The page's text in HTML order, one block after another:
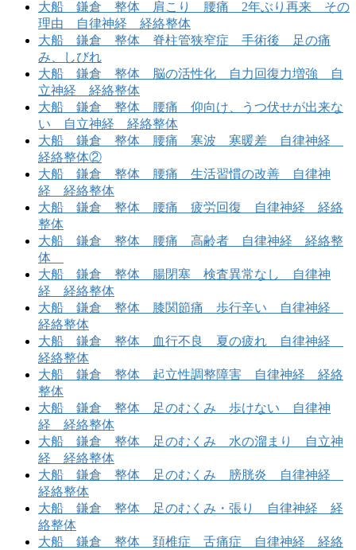
大船 鎌倉 整体 肩こり 腰痛 2年ぶり再来 その
理由 自律神経 経絡整体
大船 鎌倉 整体 脊柱管狭窄症 手術後 足の痛
み、しびれ
大船 鎌倉 整体 脳の活性化 自力回復力増強 自
立神経 経絡整体
大船 鎌倉 整体 腰痛 仰向け、うつ伏せが出来な
い 自立神経 経絡整体
大船 鎌倉 整体 腰痛 寒波 寒暖差 自律神経
経絡整体②
大船 鎌倉 整体 腰痛 生活習慣の改善 自律神
経 経絡整体
大船 鎌倉 整体 腰痛 疲労回復 自律神経 経絡
整体
大船 鎌倉 整体 腰痛 高齢者 自律神経 経絡整
体
大船 鎌倉 整体 腸閉塞 検査異常なし 自律神
経 経絡整体
大船 鎌倉 整体 膝関節痛 歩行辛い 自律神経
経絡整体
大船 鎌倉 整体 血行不良 夏の疲れ 自律神経
経絡整体
大船 鎌倉 整体 起立性調整障害 自律神経 経絡
整体
大船 鎌倉 整体 足のむくみ 歩けない 自律神
経 経絡整体
大船 鎌倉 整体 足のむくみ 水の溜まり 自立神
経 経絡整体
大船 鎌倉 整体 足のむくみ 膀胱炎 自律神経
経絡整体
大船 鎌倉 整体 足のむくみ・張り 自律神経 経
絡整体
大船 鎌倉 整体 頚椎症 舌痛症 自律神経 経絡